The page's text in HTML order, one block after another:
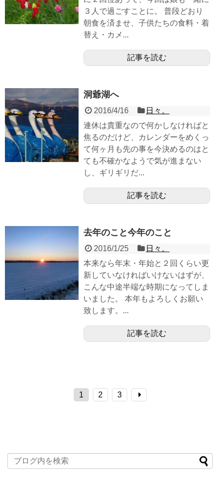
３人で過ごすことに。 普段どおり
朝食を済ませ、子供たちの食料・着
替え・カメ...
記事を読む
洞爺湖へ
2016/4/16
日々。
連休は貴重なので何かしなければと
焦るのだけど、カレンダーをめくっ
て何ヶ月も先の事を今決めるのはと
ても不確かなようで気が進まない
し、ギリギリだ...
記事を読む
去年のこと今年のこと
2016/1/25
日々。
本来なら年末・年始と２回くらい更
新していなければいけないはずが、
こんな中途半端な時期になってしま
いました。 本年もよろしくお願い
致します。...
記事を読む
1 2 3